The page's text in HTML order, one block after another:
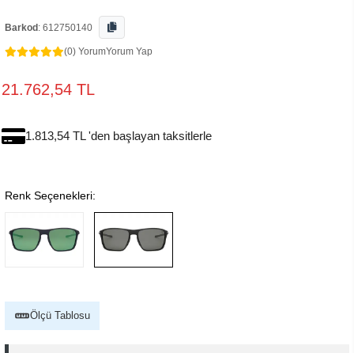
Barkod : 612750140
(0) YorumYorum Yap
21.762,54 TL
1.813,54 TL 'den başlayan taksitlerle
Renk Seçenekleri:
Ölçü Tablosu